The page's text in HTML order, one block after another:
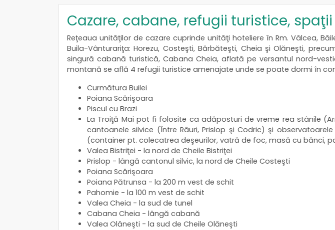
Cazare, cabane, refugii turistice,
Reţeaua unităţilor de cazare cuprinde unităţi hoteliere în Rm. Vâlcea,
Buila-Vânturariţa: Horezu, Costeşti, Bărbăteşti, Cheia şi Olăneşti,
singură cabană turistică, Cabana Cheia, aflată pe versantul nord-
montană se află 4 refugii turistice amenajate unde se poate dormi în
Curmătura Builei
Poiana Scărişoara
Piscul cu Brazi
La Troiţă Mai pot fi folosite ca adăposturi de vreme rea stânile
cantoanele silvice (Între Râuri, Prislop şi Codric) şi
(container pt. colecatrea deşeurilor, vatră de foc, masă cu bănci,
Valea Bistriţei - la nord de Cheile Bistriţei
Prislop - lângă cantonul silvic, la nord de Cheile Costeşti
Poiana Scărişoara
Poiana Pătrunsa - la 200 m vest de schit
Pahomie - la 100 m vest de schit
Valea Cheia - la sud de tunel
Cabana Cheia - lângă cabană
Valea Olăneşti - la sud de Cheile Olăneşti